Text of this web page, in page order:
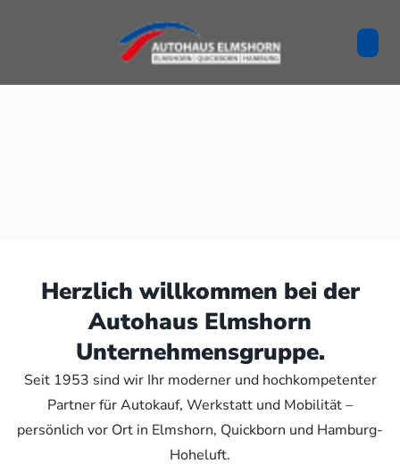
Herzlich willkommen bei der
Autohaus Elmshorn
Unternehmensgruppe.
Seit 1953 sind wir Ihr moderner und hochkompetenter
Partner für Autokauf, Werkstatt und Mobilität –
persönlich vor Ort in Elmshorn, Quickborn und Hamburg-
Hoheluft.